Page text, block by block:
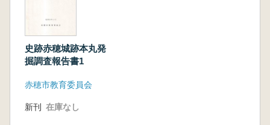
史跡赤穂城跡本丸発
掘調査報告書1
赤穂市教育委員会
新刊 在庫なし